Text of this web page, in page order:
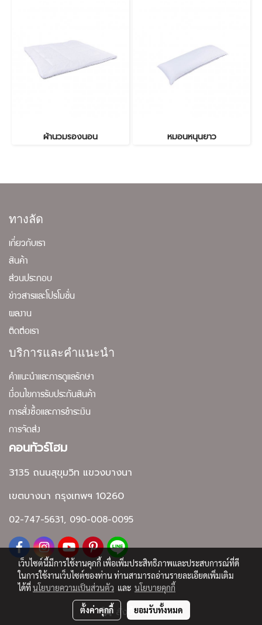
สั่งซื้อสินค้า
ผ้านวมรองนอน หมอนหนุนยาว
ทางลัด
เกี่ยวกับเรา
สินค้า
ส่วนประกอบ
ข่าวสารและโปรโมชั่น
ผลงาน
ติดต่อเรา
บริการและคำแนะนำ
คำแนะนำและการดูแลรักษา
เงื่อนไขการรับประกันสินค้า
การสั่งซื้อและการชำระเงิน
การจัดส่ง
คอนทัวร์โฮม
3135 ถนนสุขุมวิท แขวงบางนา
เขตบางนา กรุงเทพฯ 10260
02-747-5631, 090-008-0095
Copyright by contourhome.net
เว็บไซต์นี้มีการใช้งานคุกกี้ เพื่อเพิ่มประสิทธิภาพและประสบการณ์ที่ดี
ในการใช้งานเว็บไซต์ของท่าน ท่านสามารถอ่านรายละเอียดเพิ่มเติม
ได้ที่นโยบายความเป็นส่วนตัว และ นโยบายคุกกี้
ตั้งค่าคุกกี้ ยอมรับทั้งหมด